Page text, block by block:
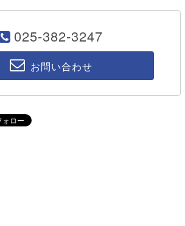
025-382-3247
お問い合わせ